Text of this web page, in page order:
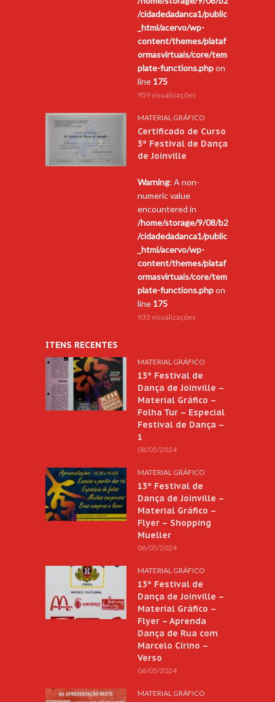
/cidadedadanca1/public
_html/acervo/wp-
content/themes/plataf
ormasvirtuais/core/tem
plate-functions.phpon
line 175
959 visualizações
MATERIAL GRÁFICO
Certificado de Curso
3º Festival de Dança
de Joinville
Warning: A non-
numeric value
encountered in
/home/storage/9/08/b2
/cidadedadanca1/public
_html/acervo/wp-
content/themes/plataf
ormasvirtuais/core/tem
plate-functions.phpon
line 175
933 visualizações
ITENS RECENTES
MATERIAL GRÁFICO
13º Festival de
Dança de Joinville –
Material Gráfico –
Folha Tur – Especial
Festival de Dança –
1
08/05/2024
MATERIAL GRÁFICO
13º Festival de
Dança de Joinville –
Material Gráfico –
Flyer – Shopping
Mueller
06/05/2024
MATERIAL GRÁFICO
13º Festival de
Dança de Joinville –
Material Gráfico –
Flyer – Aprenda
Dança de Rua com
Marcelo Cirino –
Verso
06/05/2024
MATERIAL GRÁFICO